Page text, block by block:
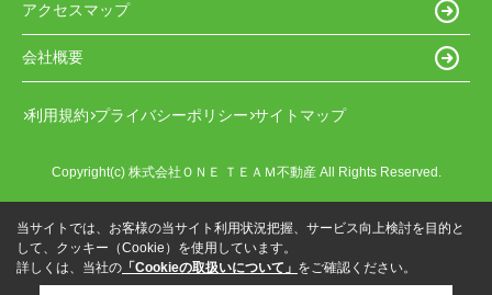
アクセスマップ
会社概要
利用規約 プライバシーポリシー サイトマップ
Copyright(c) 株式会社ＯＮＥ ＴＥＡＭ不動産 All Rights Reserved.
当サイトでは、お客様の当サイト利用状況把握、サービス向上検討を目的と
して、クッキー（Cookie）を使用しています。
詳しくは、当社の 「Cookieの取扱いについて」 をご確認ください。